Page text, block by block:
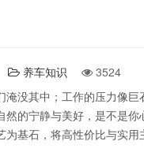
养车知识
3524
没其中；工作的压力像
的宁静与美好，是不是
基石，将高性价比与实